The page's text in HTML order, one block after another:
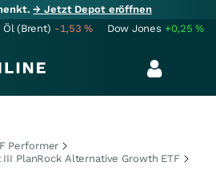
→ Jetzt Depot eröffnen
Öl (Brent) -1,53% Dow Jones +0,25%
Performer
PlanRock Alternative Growth ETF